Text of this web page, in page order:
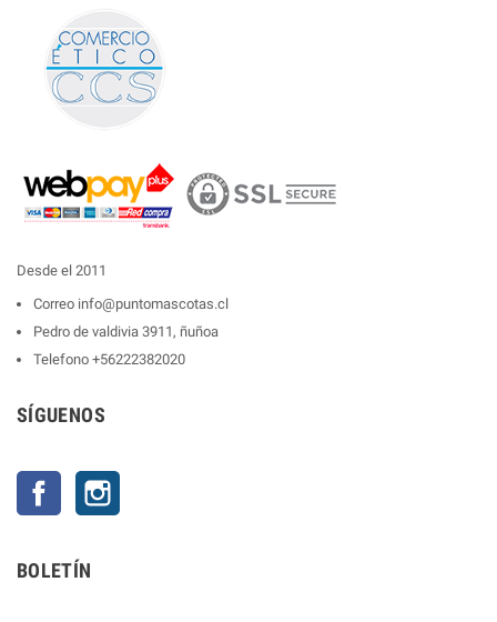
Desde el 2011
Correo info@puntomascotas.cl
Pedro de valdivia 3911, ñuñoa
Telefono +56222382020
SÍGUENOS
Facebook
BOLETÍN